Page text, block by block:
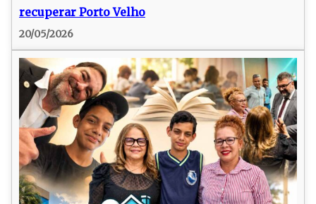
recuperar Porto Velho
20/05/2026